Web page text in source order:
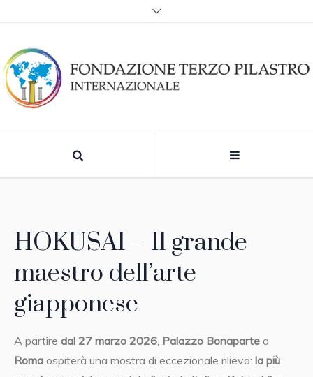
HOKUSAI – Il grande
maestro dell’arte
giapponese
A partire dal 27 marzo 2026, Palazzo Bonapartea
Romaospiterà una mostra di eccezionale rilievo: la più